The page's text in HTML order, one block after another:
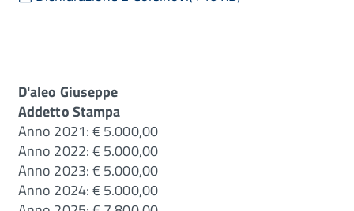
D'aleo Giuseppe
Addetto Stampa
Anno 2021: € 5.000,00
Anno 2022: € 5.000,00
Anno 2023: € 5.000,00
Anno 2024: € 5.000,00